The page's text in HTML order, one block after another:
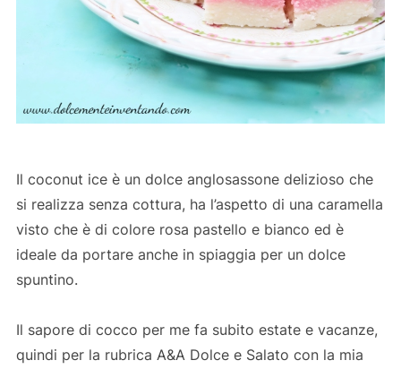
Il coconut ice è un dolce anglosassone delizioso che
si realizza senza cottura, ha l’aspetto di una caramella
visto che è di colore rosa pastello e bianco ed è
ideale da portare anche in spiaggia per un dolce
spuntino.
Il sapore di cocco per me fa subito estate e vacanze,
quindi per la rubrica A&A Dolce e Salato con la mia